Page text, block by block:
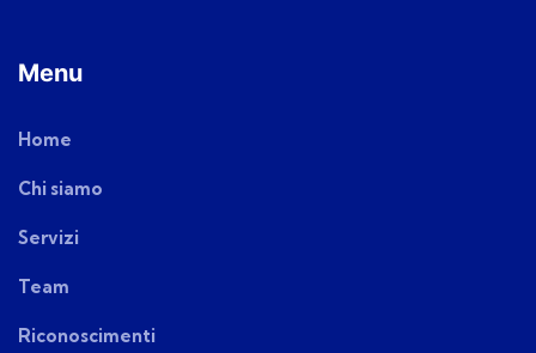
Menu
Home
Chi siamo
Servizi
Team
Riconoscimenti